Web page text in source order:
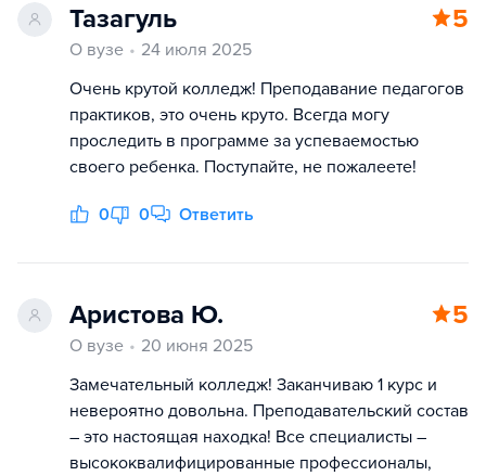
Тазагуль 5
О вузе
24 июля 2025
Очень крутой колледж! Преподавание педагогов
практиков, это очень круто. Всегда могу
проследить в программе за успеваемостью
своего ребенка. Поступайте, не пожалеете!
0 0 Ответить
Аристова Ю. 5
О вузе
20 июня 2025
Замечательный колледж! Заканчиваю 1 курс и
невероятно довольна. Преподавательский состав
– это настоящая находка! Все специалисты –
высококвалифицированные профессионалы,